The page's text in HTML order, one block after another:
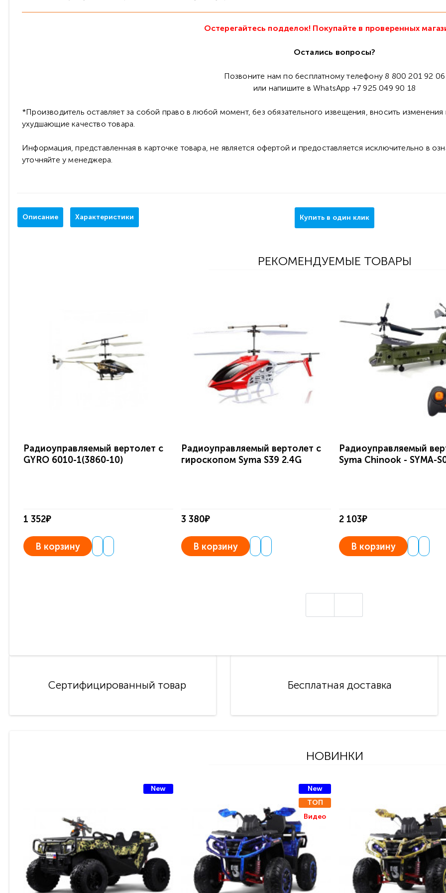
Остерегайтесь подделок! Покупайте в проверенных
Остались вопросы?
Позвоните нам по бесплатному телефону 8 800 201 92 06
или напишите в WhatsApp +7 925 049 90 18
*Производитель оставляет за собой право в любой момент, без обязательного извещения, вносить
ухудшающие качество товара.
Информация, представленная в карточке товара, не является офертой и предоставляется исключительно в
уточняйте у менеджера.
Описание Характеристики Купить в один клик
РЕКОМЕНДУЕМЫЕ ТОВАРЫ
Радиоуправляемый вертолет c
GYRO 6010-1(3860-10)
1 352₽
В корзину
Радиоуправляемый вертолет с
гироскопом Syma S39 2.4G
3 380₽
В корзину
Радиоуправляемый
Syma Chinook - SYMA-
2 103₽
В корзину
Сертифицированный товар Бесплатная доставка
НОВИНКИ
New
New
ТОП
Видео